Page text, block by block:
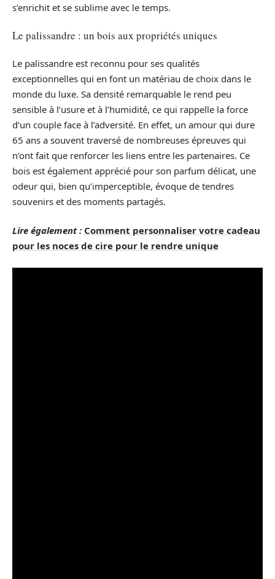
s’enrichit et se sublime avec le temps.
Le palissandre : un bois aux propriétés uniques
Le palissandre est reconnu pour ses qualités
exceptionnelles qui en font un matériau de choix dans le
monde du luxe. Sa densité remarquable le rend peu
sensible à l’usure et à l’humidité, ce qui rappelle la force
d’un couple face à l’adversité. En effet, un amour qui dure
65 ans a souvent traversé de nombreuses épreuves qui
n’ont fait que renforcer les liens entre les partenaires. Ce
bois est également apprécié pour son parfum délicat, une
odeur qui, bien qu’imperceptible, évoque de tendres
souvenirs et des moments partagés.
Lire également : Comment personnaliser votre cadeau
pour les noces de cire pour le rendre unique